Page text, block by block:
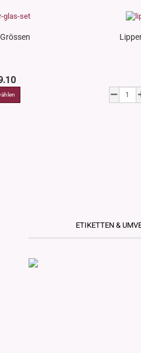
ETIKETTEN &